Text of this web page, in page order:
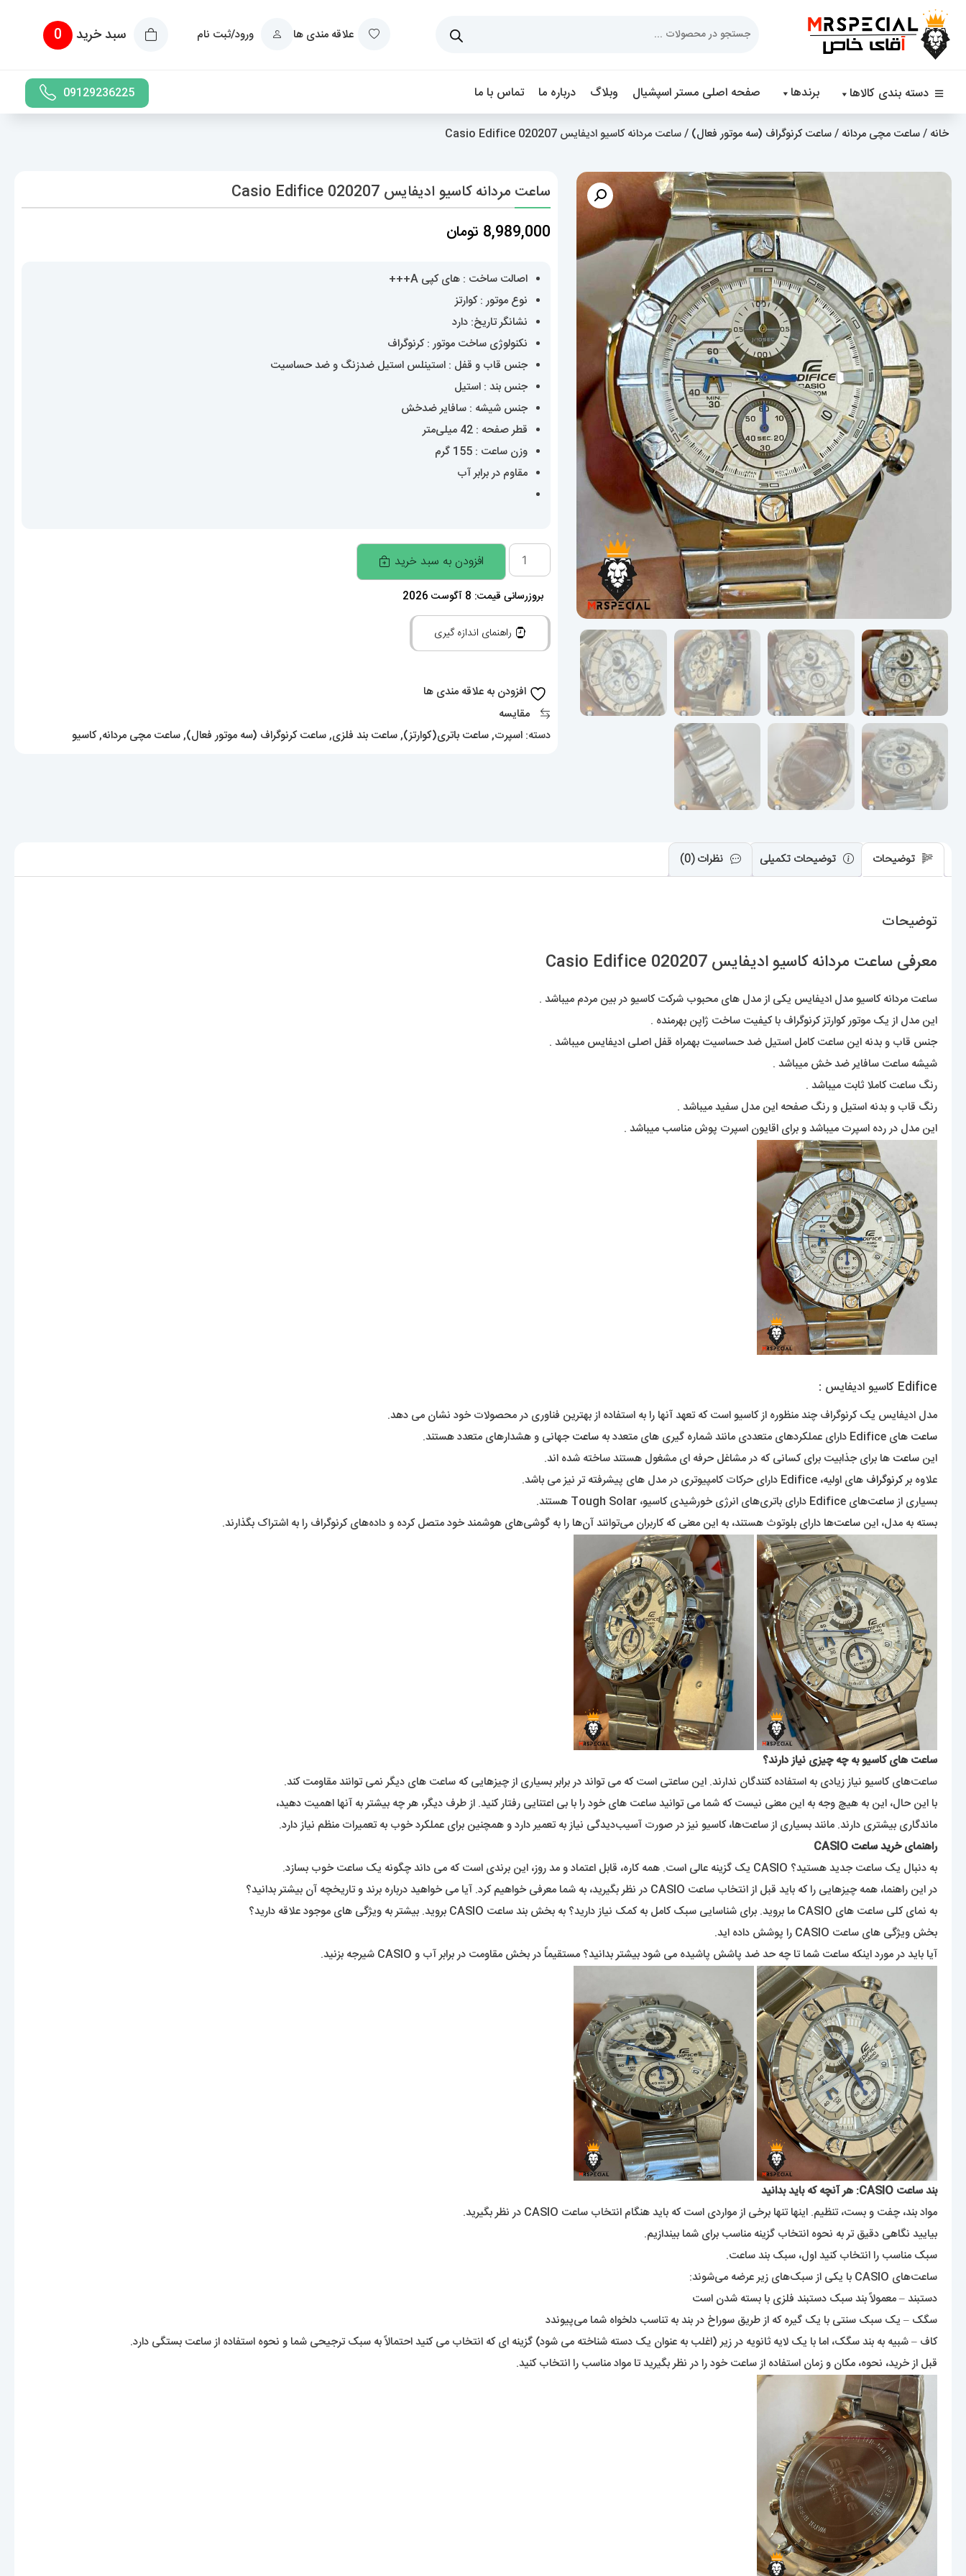
علاقه مندی ها ورود/ثبت نام سبد خرید 0
دسته بندی کالاها برندها صفحه اصلی مستر اسپشیال وبلاگ درباره ما تماس با ما 09129236225
خانه /ساعت مچی مردانه /ساعت کرنوگراف (سه موتور فعال) / ساعت مردانه کاسیو ادیفایس Casio Edifice 020207
ساعت مردانه کاسیو ادیفایس Casio Edifice 020207
8,989,000 تومان
اصالت ساخت : های کپی A+++
نوع موتور : کوارتز
نشانگر تاریخ: دارد
نکنولوژی ساخت موتور : کرنوگراف
جنس قاب و قفل : استینلس استیل ضدزنگ و ضد حساسیت
جنس بند : استیل
جنس شیشه : سافایر ضدخش
قطر صفحه : 42 میلی‌متر
وزن ساعت : 155 گرم
مقاوم در برابر آب
ساعت
مردانه
کاسیو
ادیفایس
Casio
020207
عدد
افزودن به سبد خرید
بروزرسانی قیمت: 8 آگوست 2026
راهنمای اندازه گیری
افزودن به علاقه مندی ها
مقایسه
دسته: اسپرت,ساعت باتری(کوارتز),ساعت بند فلزی,ساعت کرنوگراف (سه موتور فعال),ساعت مچی مردانه,کاسیو
توضیحات توضیحات تکمیلی نظرات (0)
توضیحات
معرفی ساعت مردانه کاسیو ادیفایس Casio Edifice 020207
ساعت مردانه کاسیو مدل ادیفایس یکی از مدل های محبوب شرکت کاسیو در بین مردم میباشد .
این مدل از یک موتور کوارتز کرنوگراف با کیفیت ساخت ژاپن بهرمنده .
جنس قاب و بدنه این ساعت کامل استیل ضد حساسیت بهمراه قفل اصلی ادیفایس میباشد .
شیشه ساعت سافایر ضد خش میباشد .
رنگ ساعت کاملا ثابت میباشد .
رنگ قاب و بدنه استیل و رنگ صفحه این مدل سفید میباشد .
این مدل در رده اسپرت میباشد و برای اقایون اسپرت پوش مناسب میباشد .
Edifice کاسیو ادیفایس :
مدل ادیفایس یک کرنوگراف چند منظوره از کاسیو است که تعهد آنها را به استفاده از بهترین فناوری در محصولات خود نشان می دهد.
ساعت های Edifice دارای عملکردهای متعددی مانند شماره گیری های متعدد به ساعت جهانی و هشدارهای متعدد هستند.
این ساعت ها برای جذابیت برای کسانی که در مشاغل حرفه ای مشغول هستند ساخته شده اند.
علاوه برکرنوگراف های اولیه، Edifice دارای حرکات کامپیوتری در مدل های پیشرفته تر نیز می باشد.
بسیاری ازساعت‌های Edifice دارای باتری‌های انرژی خورشیدی کاسیو، Tough Solar هستند.
بسته به مدل، این ساعت‌ها دارای بلوتوث هستند، به این معنی که کاربران می‌توانند آن‌ها را به گوشی‌های هوشمند خود متصل کرده و داده‌های کرنوگراف را به اشتراک بگذارند.
ساعت های کاسیو به چه چیزی نیاز دارند؟
ساعت‌های کاسیو نیاز زیادی به استفاده کنندگان ندارند. این ساعتی است که می تواند در برابر بسیاری از چیزهایی که ساعت های دیگر نمی توانند مقاومت کند.
با این حال، این به هیچ وجه به این معنی نیست که شما می توانید ساعت های خود را با بی اعتنایی رفتار کنید. از طرف دیگر، هر چه بیشتر به آنها اهمیت دهید،
ماندگاری بیشتری دارند. مانند بسیاری از ساعت‌ها، کاسیو نیز در صورت آسیب‌دیدگی نیاز به تعمیر دارد و همچنین برای عملکرد خوب به تعمیرات منظم نیاز دارد.
راهنمایخرید ساعت
به دنبال یک ساعت جدید هستید؟ CASIO یک گزینه عالی است. همه کاره، قابل اعتماد و مد روز، این برندی است که می داند چگونه یک ساعت خوب بسازد.
در این راهنما، همه چیزهایی را که باید قبل از انتخاب ساعت CASIO در نظر بگیرید، به شما معرفی خواهیم کرد. آیا می خواهید درباره برند و تاریخچه آن بیشتر بدانید؟
به نمای کلی ساعت های CASIO ما بروید. برای شناسایی سبک کامل به کمک نیاز دارید؟ به بخش بند ساعت CASIO بروید. بیشتر به ویژگی های موجود علاقه دارید؟
بخش ویژگی های ساعت CASIO را پوشش داده اید.
آیا باید در مورد اینکه ساعت شما تا چه حد ضد پاشش پاشیده می شود بیشتر بدانید؟ مستقیماً در بخش مقاومت در برابر آب و CASIO شیرجه بزنید.
بند ساعت CASIO: هر آنچه که باید بدانید
مواد بند، چفت و بست، تنظیم. اینها تنها برخی از مواردی است که باید هنگام انتخاب ساعت CASIO در نظر بگیرید.
بیایید نگاهی دقیق تر به نحوه انتخاب گزینه مناسب برای شما بیندازیم.
سبک مناسب را انتخاب کنید اول، سبک بند ساعت.
ساعت‌های CASIO با یکی از سبک‌های زیر عرضه می‌شوند:
دستبند – معمولاً بند سبک دستبند فلزی با بسته شدن است
سگک – یک سبک سنتی با یک گیره که از طریق سوراخ در بند به تناسب دلخواه شما می‌پیوندد
کاف – شبیه به بند سگک، اما با یک لایه ثانویه در زیر (اغلب به عنوان یک دسته شناخته می شود) گزینه ای که انتخاب می کنید احتمالاً به سبک ترجیحی شما و نحوه استفاده از ساعت بستگی دارد.
قبل از خرید، نحوه، مکان و زمان استفاده از ساعت خود را در نظر بگیرید تا مواد مناسب را انتخاب کنید.